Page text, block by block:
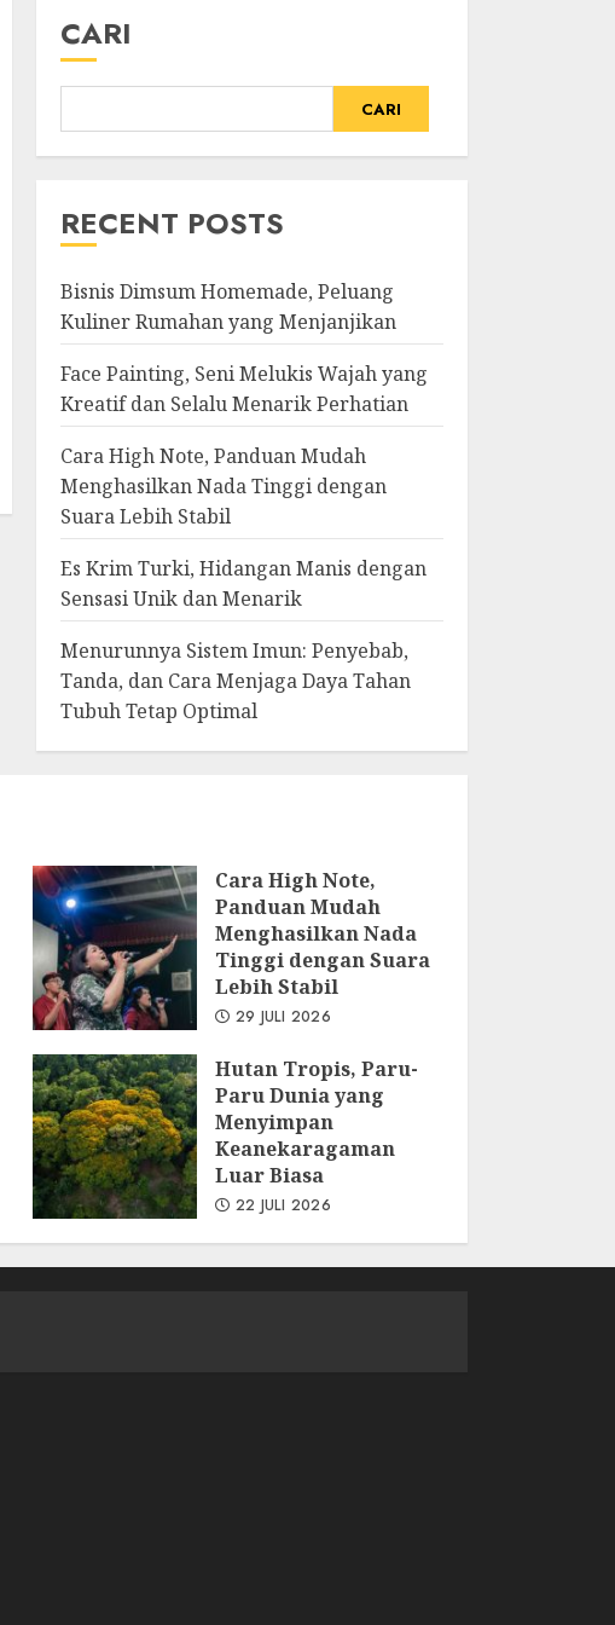
CARI
CARI
RECENT POSTS
Bisnis Dimsum Homemade, Peluang
Kuliner Rumahan yang Menjanjikan
Face Painting, Seni Melukis Wajah yang
Kreatif dan Selalu Menarik Perhatian
Cara High Note, Panduan Mudah
Menghasilkan Nada Tinggi dengan
Suara Lebih Stabil
Es Krim Turki, Hidangan Manis dengan
Sensasi Unik dan Menarik
Menurunnya Sistem Imun: Penyebab,
Tanda, dan Cara Menjaga Daya Tahan
Tubuh Tetap Optimal
Cara High Note,
Panduan Mudah
Menghasilkan Nada
Tinggi dengan Suara
Lebih Stabil
29 JULI 2026
Hutan Tropis, Paru-
Paru Dunia yang
Menyimpan
Keanekaragaman
Luar Biasa
22 JULI 2026